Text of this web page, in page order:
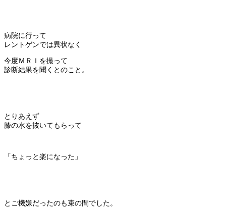
病院に行って
レントゲンでは異状なく
今度ＭＲＩを撮って
診断結果を聞くとのこと。
とりあえず
膝の水を抜いてもらって
「ちょっと楽になった」
とご機嫌だったのも束の間でした。